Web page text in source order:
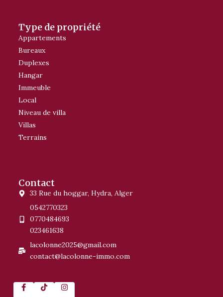
Type de propriété
Appartements
Bureaux
Duplexes
Hangar
Immeuble
Local
Niveau de villa
Villas
Terrains
Contact
33 Rue du hoggar, Hydra, Alger
0542770323
0770484693
023461638
lacolonne2025@gmail.com
contact@lacolonne-immo.com